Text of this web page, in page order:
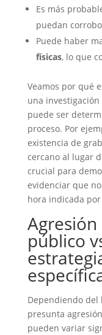
Es más
puedan
Puede haber
físicas, lo que
Veamos por qué
una
puede ser
proceso. Por
existencia de
cercano al lugar
crucial para
evidenciar que
hora indicada
público
Dependiendo
presunta
pueden variar